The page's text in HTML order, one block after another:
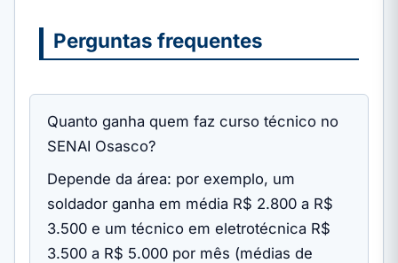
Perguntas frequentes
Quanto ganha quem faz curso técnico no
SENAI Osasco?
Depende da área: por exemplo, um
soldador ganha em média R$ 2.800 a R$
3.500 e um técnico em eletrotécnica R$
3.500 a R$ 5.000 por mês (médias de